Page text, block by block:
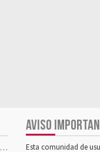
AVISO
Esta comunidad de